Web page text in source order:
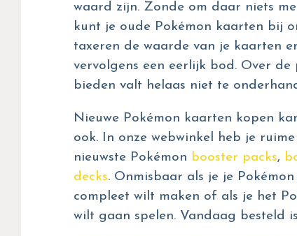
waard zijn. Zonde om daar niets
kunt je oude Pokémon kaarten bij
taxeren de waarde van je kaarten
vervolgens een eerlijk bod. Over
bieden valt helaas niet te
Nieuwe Pokémon kaarten kopen
ook. In onze webwinkel heb je
nieuwste Pokémon booster packs,
decks. Onmisbaar als je je
compleet wilt maken of als je het
wilt gaan spelen. Vandaag besteld